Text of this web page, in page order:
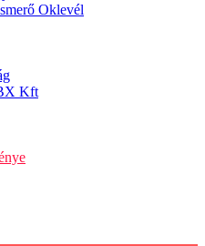
Oklevél
Kft